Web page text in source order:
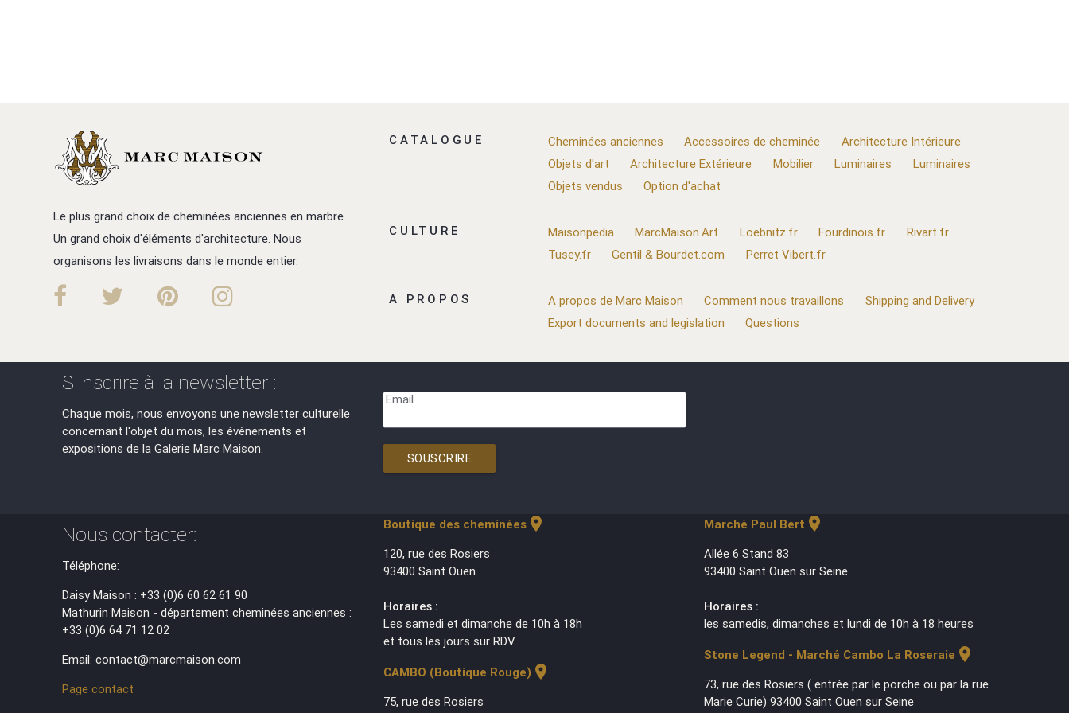
Le plus grand choix de cheminées anciennes en marbre.
Un grand choix d'éléments d'architecture. Nous
organisons les livraisons dans le monde entier.
CATALOGUE Cheminées anciennes Accessoires de cheminée
Architecture Intérieure
Objets d'art
Architecture Extérieure Mobilier Luminaires
Luminaires
Objets vendus
Option d'achat
CULTURE Maisonpedia MarcMaison.Art Loebnitz.fr Fourdinois.fr
Rivart.fr
Tusey.fr
Gentil & Bourdet.com Perret Vibert.fr
A PROPOS A propos de Marc Maison Comment nous travaillons
Shipping and Delivery
Export documents and legislation
Questions
S'inscrire à la newsletter :
Chaque mois, nous envoyons une newsletter culturelle
concernant l'objet du mois, les évènements et
expositions de la Galerie Marc Maison.
Email
SOUSCRIRE
Nous contacter:
Téléphone:
Daisy Maison : +33 (0)6 60 62 61 90
Mathurin Maison - département cheminées anciennes :
+33 (0)6 64 71 12 02
Email: contact@marcmaison.com
Page contact
Boutique des cheminéeslocation_on
120, rue des Rosiers
93400 Saint Ouen
Horaires :
Les samedi et dimanche de 10h à 18h
et tous les jours sur RDV.
CAMBO (Boutique Rouge) location_on
75, rue des Rosiers
Marché Paul Bert location_on
Allée 6 Stand 83
93400 Saint Ouen sur Seine
Horaires :
les samedis, dimanches et lundi de 10h à 18 heures
Stone Legend - Marché Cambo La Roseraie location_on
73, rue des Rosiers ( entrée par le porche ou par la rue
Marie Curie) 93400 Saint Ouen sur Seine